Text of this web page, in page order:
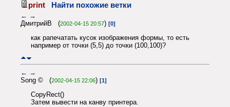
print Найти похожие ветки
← →
ДмитрийВ (2002-04-15 20:57) [0]
как рапечатать кусок изображения формы, то есть
например от точки (5,5) до точки (100,100)?
← →
Song © (2002-04-15 22:06) [1]
CopyRect()
Затем вывести на канву принтера.